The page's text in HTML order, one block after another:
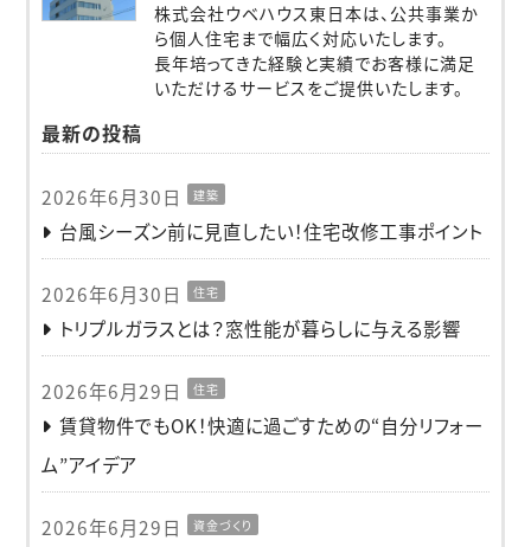
株式会社ウベハウス東日本は、公共事業か
ら個人住宅まで幅広く対応いたします。
長年培ってきた経験と実績でお客様に満足
いただけるサービスをご提供いたします。
最新の投稿
2026年6月30日 建築
台風シーズン前に見直したい！住宅改修工事ポイント
2026年6月30日 住宅
トリプルガラスとは？窓性能が暮らしに与える影響
2026年6月29日 住宅
賃貸物件でもOK！快適に過ごすための“自分リフォー
ム”アイデア
2026年6月29日 資金づくり